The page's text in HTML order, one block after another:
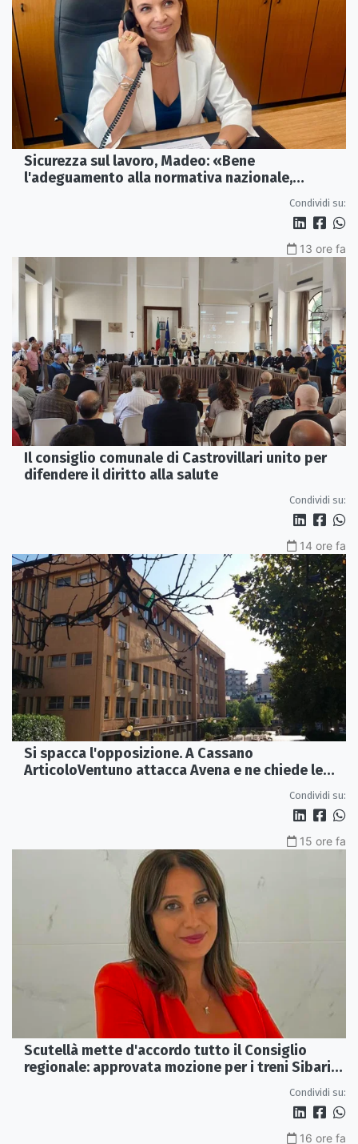
Sicurezza sul lavoro, Madeo: «Bene
l'adeguamento alla normativa nazionale,
Condividi su:
13 ore fa
Il consiglio comunale di Castrovillari unito per
difendere il diritto alla salute
Condividi su:
14 ore fa
Si spacca l'opposizione. A Cassano
ArticoloVentuno attacca Avena e ne chiede le
Condividi su:
15 ore fa
Scutellà mette d'accordo tutto il Consiglio
regionale: approvata mozione per i treni Sibari-
Condividi su:
16 ore fa